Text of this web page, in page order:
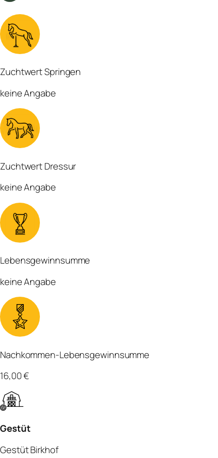
Zuchtwert Springen
keine Angabe
Zuchtwert Dressur
keine Angabe
Lebensgewinnsumme
keine Angabe
Nachkommen-Lebensgewinnsumme
16,00 €
Gestüt
Gestüt Birkhof